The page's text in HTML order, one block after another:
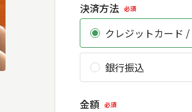
決済方法 必須
クレジットカード /
銀行振込
金額 必須